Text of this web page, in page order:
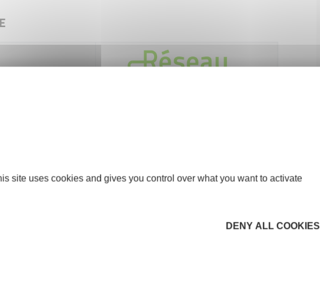
un besoin identifié par les partenaires économiques du département :
site uses cookies and gives you control over what you want to activate
DENY ALL COOKIES